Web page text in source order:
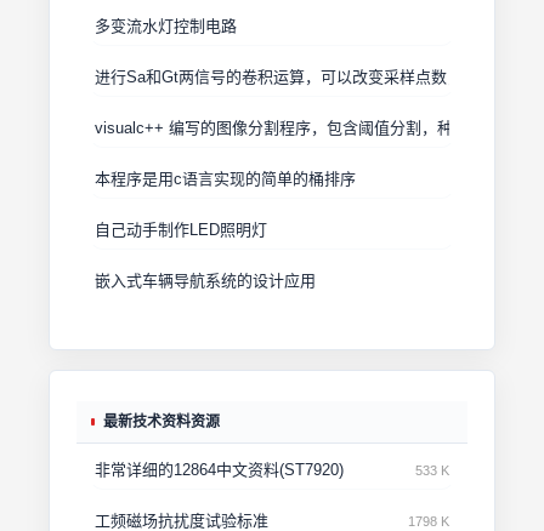
多变流水灯控制电路
进行Sa和Gt两信号的卷积运算，可以改变采样点数，和采样范围
visualc++ 编写的图像分割程序，包含阈值分割，种子填充，区
本程序是用c语言实现的简单的桶排序
自己动手制作LED照明灯
嵌入式车辆导航系统的设计应用
最新技术资料资源
非常详细的12864中文资料(ST7920) 533 K
工频磁场抗扰度试验标准 1798 K